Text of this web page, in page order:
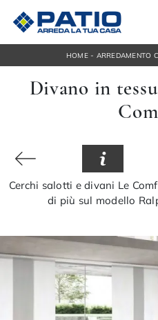
HOME- ARREDAMENTO
Divano in
Cerchi salotti e divani Le
di più sul modello